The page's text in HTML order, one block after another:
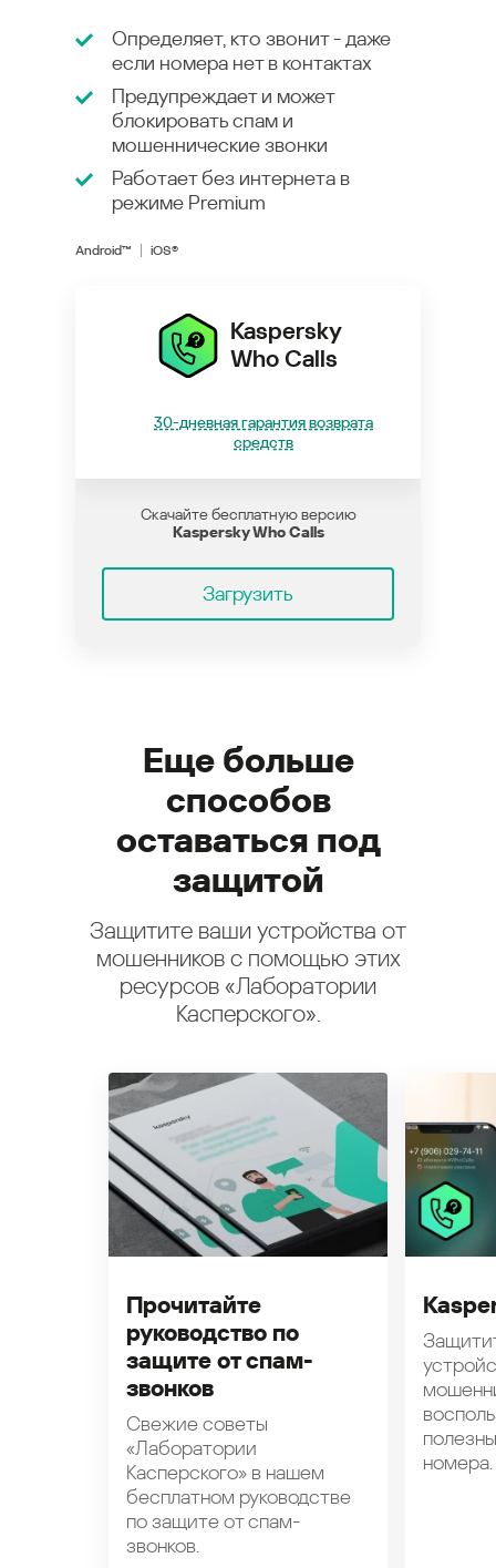
Определяет, кто звонит - даже
если номера нет в контактах
Предупреждает и может
блокировать спам и
мошеннические звонки
Работает без интернета в
режиме Premium
Android™ iOS®
Kaspersky
Who Calls
30-дневная гарантия возврата
средств
Скачайте бесплатную версию
Kaspersky Who Calls
Загрузить
Еще больше
способов
оставаться под
защитой
Защитите ваши устройства от
мошенников с помощью этих
ресурсов «Лаборатории
Касперского».
Прочитайте
руководство по
защите от спам-
звонков
Свежие советы
«Лаборатории
Касперского» в нашем
бесплатном руководстве
по защите от спам-
звонков.
номера.